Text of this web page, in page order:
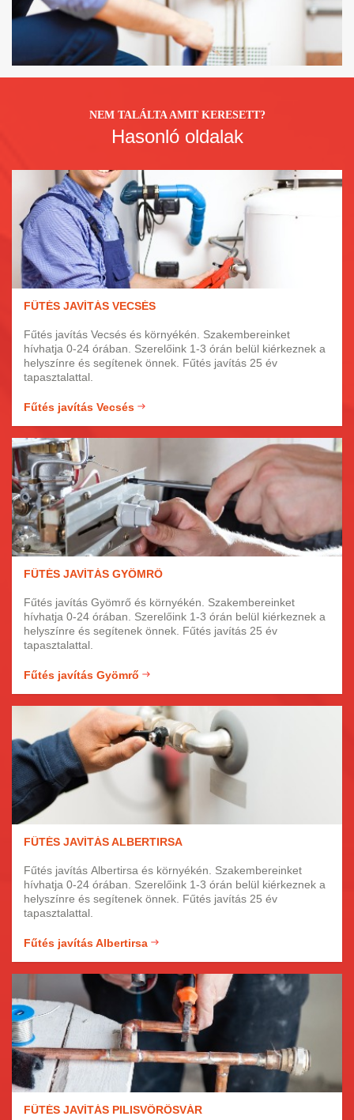
NEM TALÁLTA AMIT KERESETT?
Hasonló oldalak
FŰTÉS JAVÍTÁS VECSÉS
Fűtés javítás Vecsés és környékén. Szakembereinket
hívhatja 0-24 órában. Szerelőink 1-3 órán belül kiérkeznek a
helyszínre és segítenek önnek. Fűtés javítás 25 év
tapasztalattal.
Fűtés javítás Vecsés
FŰTÉS JAVÍTÁS GYÖMRŐ
Fűtés javítás Gyömrő és környékén. Szakembereinket
hívhatja 0-24 órában. Szerelőink 1-3 órán belül kiérkeznek a
helyszínre és segítenek önnek. Fűtés javítás 25 év
tapasztalattal.
Fűtés javítás Gyömrő
FŰTÉS JAVÍTÁS ALBERTIRSA
Fűtés javítás Albertirsa és környékén. Szakembereinket
hívhatja 0-24 órában. Szerelőink 1-3 órán belül kiérkeznek a
helyszínre és segítenek önnek. Fűtés javítás 25 év
tapasztalattal.
Fűtés javítás Albertirsa
FŰTÉS JAVÍTÁS PILISVÖRÖSVÁR